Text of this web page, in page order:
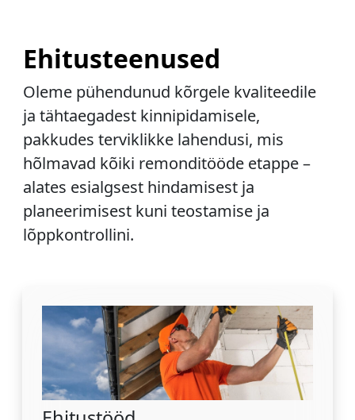
Ehitusteenused
Oleme pühendunud kõrgele kvaliteedile
ja tähtaegadest kinnipidamisele,
pakkudes terviklikke lahendusi, mis
hõlmavad kõiki remonditööde etappe –
alates esialgsest hindamisest ja
planeerimisest kuni teostamise ja
lõppkontrollini.